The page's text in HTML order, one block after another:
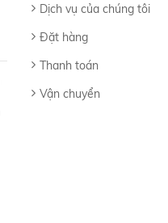
Dịch vụ của chúng tôi
Đặt hàng
Thanh toán
Vận chuyển